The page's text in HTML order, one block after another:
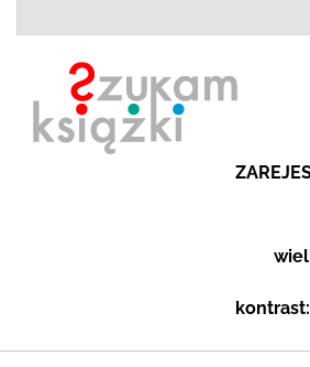
kontrast: